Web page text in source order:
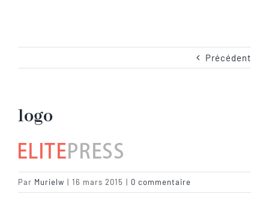
Les tarifs
Précédent
logo
Par Murielw | 16 mars 2015 | 0 commentaire